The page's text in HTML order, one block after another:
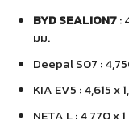
BYD SEALION7:
มม.
Deepal S07 :
KIA EV5 : 4,615 x